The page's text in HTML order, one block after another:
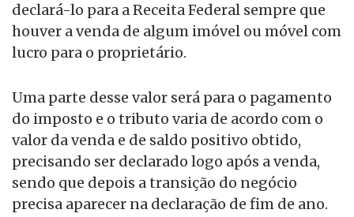
declará-lo para a Receita Federal sempre que
houver a venda de algum imóvel ou móvel com
lucro para o proprietário.
Uma parte desse valor será para o pagamento
do imposto e o tributo varia de acordo com o
valor da venda e de saldo positivo obtido,
precisando ser declarado logo após a venda,
sendo que depois a transição do negócio
precisa aparecer na declaração de fim de ano.